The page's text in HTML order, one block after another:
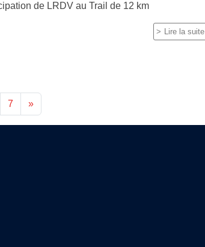
de LRDV au Trail de 12 km
Lire la suite
7 »